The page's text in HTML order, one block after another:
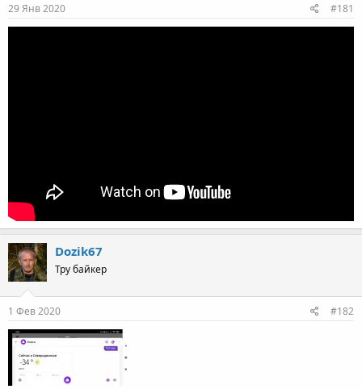
29 Янв 2020 #181
Dozik67
Тру байкер
1 Фев 2020 #182